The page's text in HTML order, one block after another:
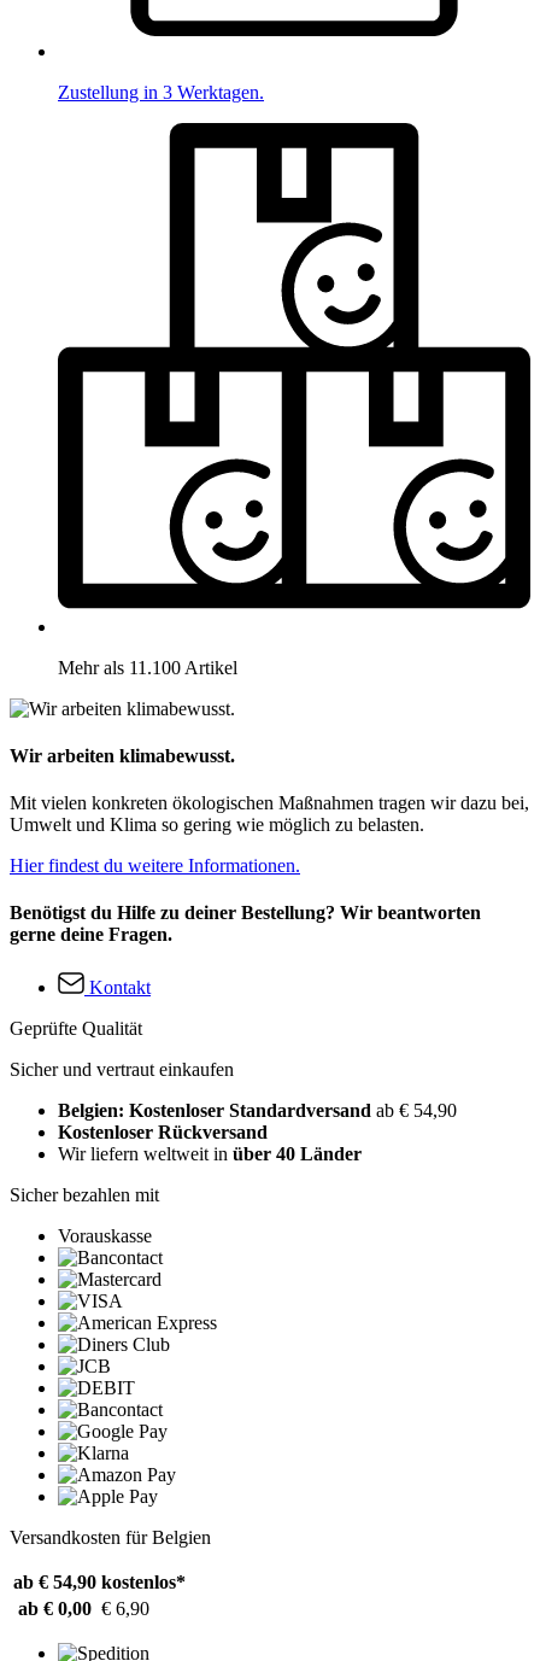
Zustellung in 3 Werktagen.
Mehr als 11.100 Artikel
Wir arbeiten klimabewusst.
Mit vielen konkreten ökologischen Maßnahmen tragen wir dazu bei,
Umwelt und Klima so gering wie möglich zu belasten.
Hier findest du weitere Informationen.
Benötigst du Hilfe zu deiner Bestellung? Wir beantworten
gerne deine Fragen.
Kontakt
Geprüfte Qualität
Sicher und vertraut einkaufen
Belgien: Kostenloser Standardversand ab € 54,90
Kostenloser Rückversand
Wir liefern weltweit in über 40 Länder
Sicher bezahlen mit
Vorauskasse
Versandkosten für Belgien
ab € 54,90 kostenlos*
ab € 0,00 € 6,90